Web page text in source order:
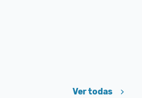
Ver todas